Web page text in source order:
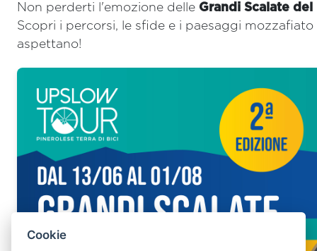
Cookie
Non perderti l'emozione delle Grandi Scalate
Scopri i percorsi, le sfide e i paesaggi mozzafiato
aspettano!